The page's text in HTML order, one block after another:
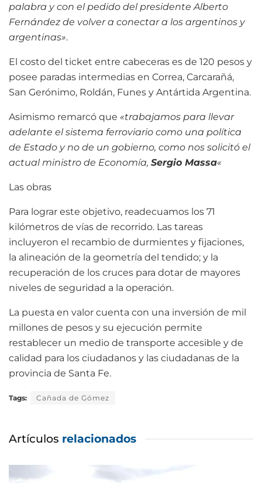
palabra y con el pedido del presidente Alberto
Fernández de volver a conectar a los argentinos y
argentinas».
El costo del ticket entre cabeceras es de 120 pesos y
posee paradas intermedias en Correa, Carcarañá,
San Gerónimo, Roldán, Funes y Antártida Argentina.
Asimismo remarcó que «trabajamos para llevar
adelante el sistema ferroviario como una política
de Estado y no de un gobierno, como nos solicitó el
actual ministro de Economía, Sergio Massa«
Las obras
Para lograr este objetivo, readecuamos los 71
kilómetros de vías de recorrido. Las tareas
incluyeron el recambio de durmientes y fijaciones,
la alineación de la geometría del tendido; y la
recuperación de los cruces para dotar de mayores
niveles de seguridad a la operación.
La puesta en valor cuenta con una inversión de mil
millones de pesos y su ejecución permite
restablecer un medio de transporte accesible y de
calidad para los ciudadanos y las ciudadanas de la
provincia de Santa Fe.
Tags: Cañada de Gómez
Artículos relacionados